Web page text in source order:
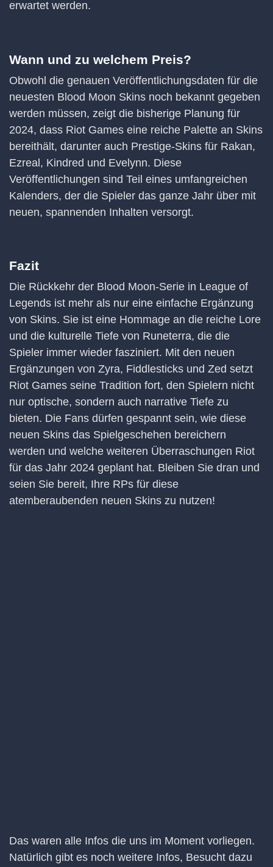
erwartet werden.
Wann und zu welchem Preis?
Obwohl die genauen Veröffentlichungsdaten für die
neuesten Blood Moon Skins noch bekannt gegeben
werden müssen, zeigt die bisherige Planung für
2024, dass Riot Games eine reiche Palette an Skins
bereithält, darunter auch Prestige-Skins für Rakan,
Ezreal, Kindred und Evelynn. Diese
Veröffentlichungen sind Teil eines umfangreichen
Kalenders, der die Spieler das ganze Jahr über mit
neuen, spannenden Inhalten versorgt.
Fazit
Die Rückkehr der Blood Moon-Serie in League of
Legends ist mehr als nur eine einfache Ergänzung
von Skins. Sie ist eine Hommage an die reiche Lore
und die kulturelle Tiefe von Runeterra, die die
Spieler immer wieder fasziniert. Mit den neuen
Ergänzungen von Zyra, Fiddlesticks und Zed setzt
Riot Games seine Tradition fort, den Spielern nicht
nur optische, sondern auch narrative Tiefe zu
bieten. Die Fans dürfen gespannt sein, wie diese
neuen Skins das Spielgeschehen bereichern
werden und welche weiteren Überraschungen Riot
für das Jahr 2024 geplant hat. Bleiben Sie dran und
seien Sie bereit, Ihre RPs für diese
atemberaubenden neuen Skins zu nutzen!
Das waren alle Infos die uns im Moment vorliegen.
Natürlich gibt es noch weitere Infos, Besucht dazu